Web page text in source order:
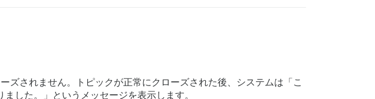
ズされません。トピックが正常にクローズされた後、システムは「こ
した。」というメッセージを表示します。